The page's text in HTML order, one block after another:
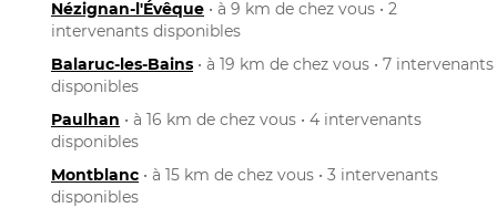
Nézignan-l'Évêque • à 9 km de chez vous • 2
intervenants disponibles
Balaruc-les-Bains • à 19 km de chez vous • 7 intervenants
disponibles
Paulhan • à 16 km de chez vous • 4 intervenants
disponibles
Montblanc • à 15 km de chez vous • 3 intervenants
disponibles